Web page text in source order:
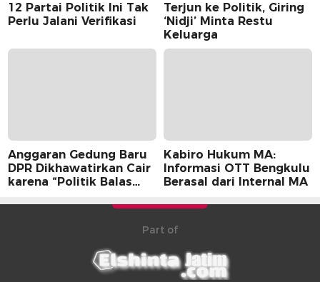
12 Partai Politik Ini Tak
Perlu Jalani Verifikasi
Terjun ke Politik, Giring
‘Nidji’ Minta Restu
Keluarga
Anggaran Gedung Baru
DPR Dikhawatirkan Cair
karena “Politik Balas
Kabiro Hukum MA:
Informasi OTT Bengkulu
Berasal dari Internal MA
Part of